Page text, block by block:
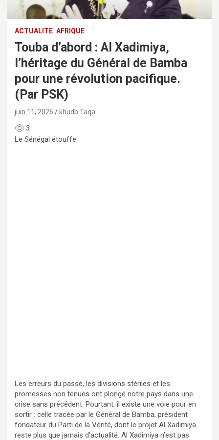
ACTUALITE AFRIQUE
Touba d’abord : Al Xadimiya,
l’héritage du Général de Bamba
pour une révolution pacifique.
(Par PSK)
juin 11, 2026 khudb Taqa
3
Le Sénégal étouffe.
Les erreurs du passé, les divisions stériles et les
promesses non tenues ont plongé notre pays dans une
crise sans précédent. Pourtant, il existe une voie pour en
sortir : celle tracée par le Général de Bamba, président
fondateur du Parti de la Vérité, dont le projet Al Xadimiya
reste plus que jamais d’actualité. Al Xadimiya n’est pas